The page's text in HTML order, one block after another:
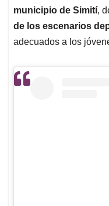
municipio de Simití,
de los escenarios
adecuados a los